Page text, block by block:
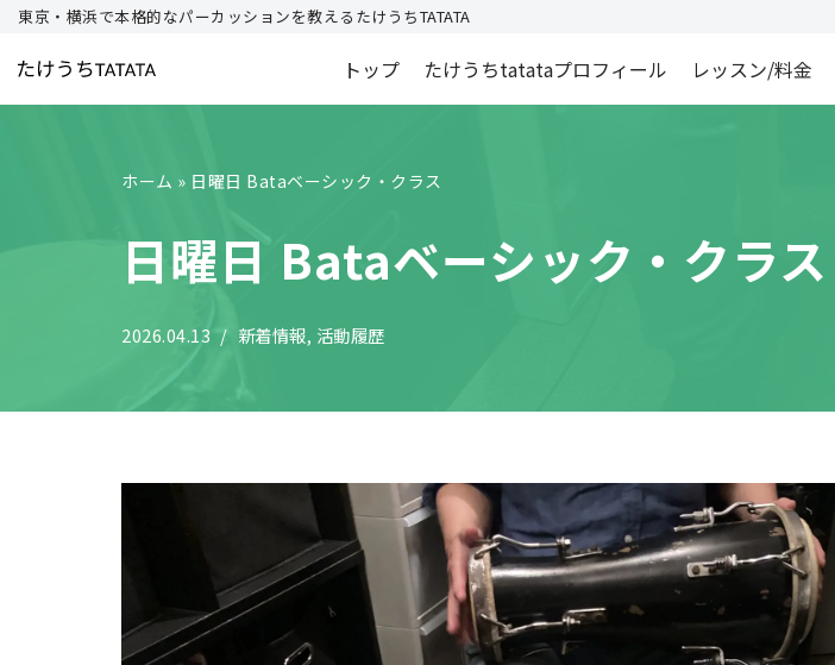
コ
ン
東京・横浜で本格的なパーカッションを教えるたけうちTATATA
トップ たけうちtatataプロフィール レッスン/料金
ホーム » 日曜日 Bataベーシック・クラス
日曜日 Bataベーシック・クラス
2026.04.13 新着情報, 活動履歴